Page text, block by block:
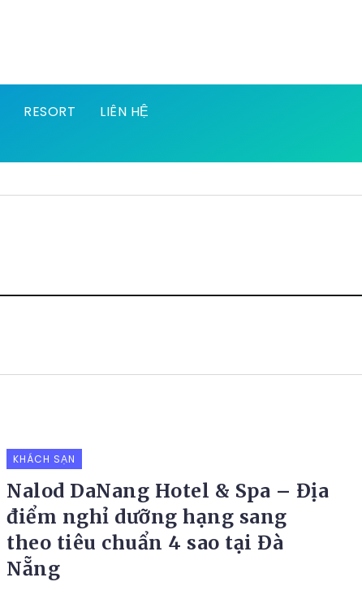
RESORT LIÊN HỆ
KHÁCH SẠN
Nalod DaNang Hotel & Spa – Địa
điểm nghỉ dưỡng hạng sang
theo tiêu chuẩn 4 sao tại Đà
Nẵng